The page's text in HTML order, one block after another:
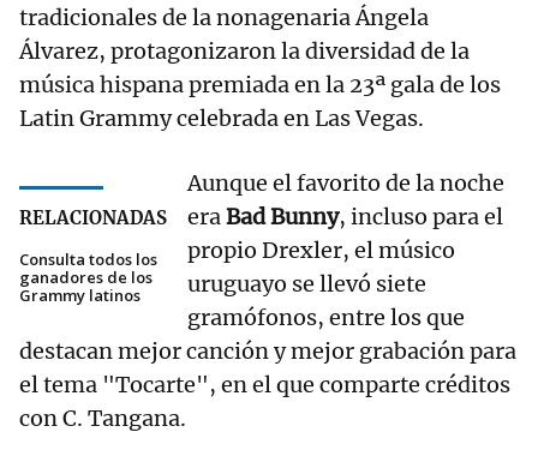
tradicionales de la nonagenaria Ángela
Álvarez, protagonizaron la diversidad de la
música hispana premiada en la 23ª gala de los
Latin Grammy celebrada en Las Vegas.
RELACIONADAS
Consulta todos los
ganadores de los
Grammy latinos
Aunque el favorito de la noche
eraBad Bunny, incluso para el
propio Drexler, el músico
uruguayo se llevó siete
gramófonos, entre los que
destacan mejor canción y mejor grabación para
el tema "Tocarte", en el que comparte créditos
con C. Tangana.